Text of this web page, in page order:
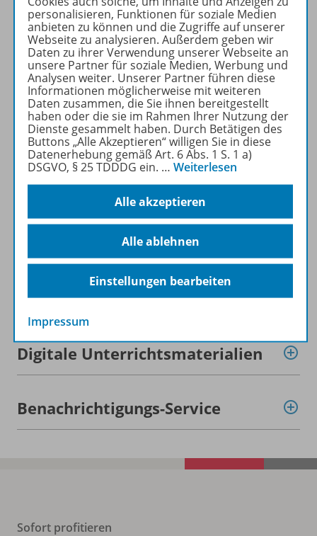
Passend dazu:
Produktinformationen
Zugehörige Produkte
Digitale Unterrichtsmaterialien
Benachrichtigungs-Service
Sofort profitieren
personalisieren, Funktionen für soziale Medien
anbieten zu können und die Zugriffe auf unserer
Webseite zu analysieren. Außerdem geben wir
Daten zu ihrer Verwendung unserer Webseite an
unsere Partner für soziale Medien, Werbung und
Analysen weiter. Unserer Partner führen diese
Informationen möglicherweise mit weiteren
Daten zusammen, die Sie ihnen bereitgestellt
haben oder die sie im Rahmen Ihrer Nutzung der
Dienste gesammelt haben. Durch Betätigen des
Buttons „Alle Akzeptieren“ willigen Sie in diese
Datenerhebung gemäß Art. 6 Abs. 1 S. 1 a)
DSGVO, § 25 TDDDG ein. … Weiterlesen
Alle akzeptieren
Alle ablehnen
Einstellungen bearbeiten
Impressum